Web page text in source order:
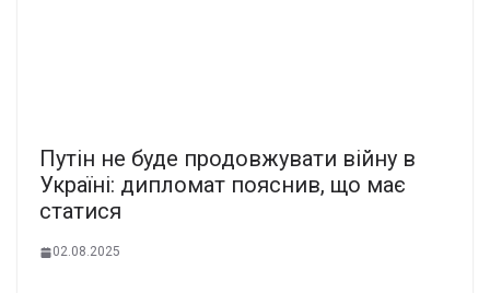
Путін не буде продовжувати війну в
Україні: дипломат пояснив, що має
статися
02.08.2025